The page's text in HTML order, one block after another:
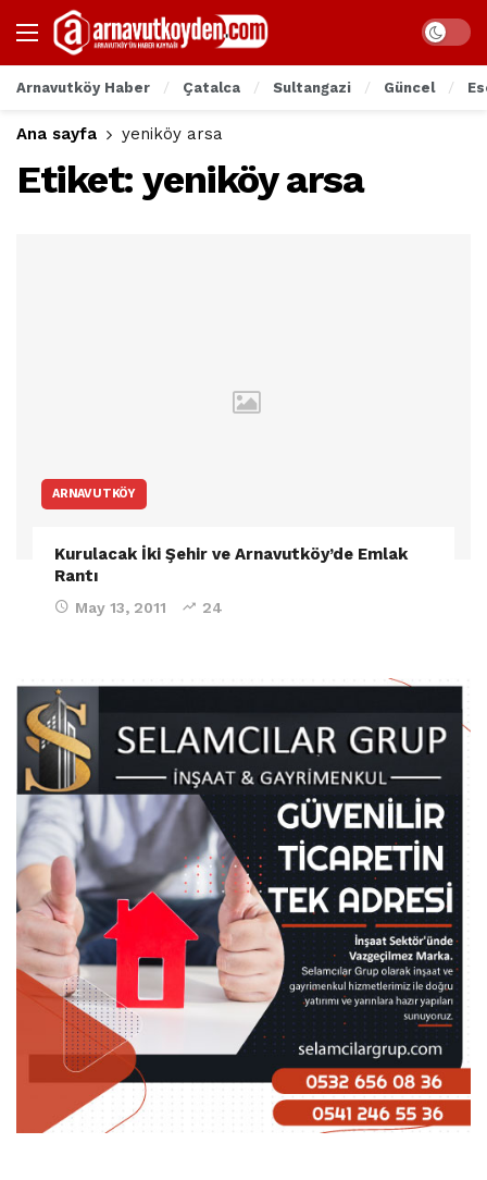
Arnavutköy Haber Çatalca Sultangazi Güncel
Ana sayfa yeniköy arsa
Etiket:yeniköy arsa
ARNAVUTKÖY
Kurulacak İki Şehir ve Arnavutköy’de Emlak
Rantı
May 13, 2011 24